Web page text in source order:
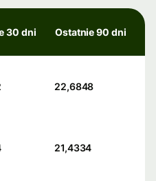
30 dni Ostatnie 90 dni
22,6848
21,4334